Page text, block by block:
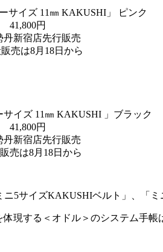
サイズ 11㎜ KAKUSHI」 ピンク
41,800円
丹新宿店先行販売
販売は8月18日から
サイズ 11㎜ KAKUSHI 」ブラック
41,800円
丹新宿店先行販売
売は8月18日から
5サイズKAKUSHIベルト」、「
現する＜オドル＞のシステム手